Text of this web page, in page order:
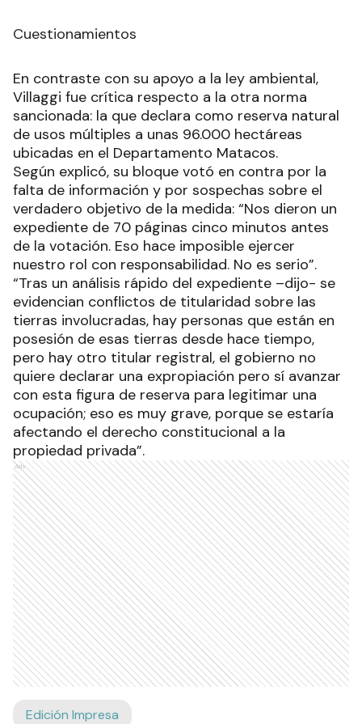
Cuestionamientos
En contraste con su apoyo a la ley ambiental,
Villaggi fue crítica respecto a la otra norma
sancionada: la que declara como reserva natural
de usos múltiples a unas 96.000 hectáreas
ubicadas en el Departamento Matacos.
Según explicó, su bloque votó en contra por la
falta de información y por sospechas sobre el
verdadero objetivo de la medida: “Nos dieron un
expediente de 70 páginas cinco minutos antes
de la votación. Eso hace imposible ejercer
nuestro rol con responsabilidad. No es serio”.
“Tras un análisis rápido del expediente –dijo- se
evidencian conflictos de titularidad sobre las
tierras involucradas, hay personas que están en
posesión de esas tierras desde hace tiempo,
pero hay otro titular registral, el gobierno no
quiere declarar una expropiación pero sí avanzar
con esta figura de reserva para legitimar una
ocupación; eso es muy grave, porque se estaría
afectando el derecho constitucional a la
propiedad privada”.
Ads
Edición Impresa